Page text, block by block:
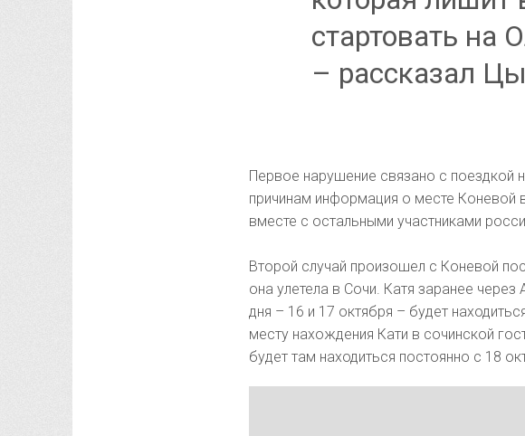
стартовать на
– рассказал
Первое нарушение связано с поездкой
причинам информация о месте
вместе с остальными участниками
Второй случай произошел с Коневой
она улетела в Сочи. Катя заранее
дня – 16 и 17 октября – будет
месту нахождения Кати в сочинской
будет там находиться постоянно с 18